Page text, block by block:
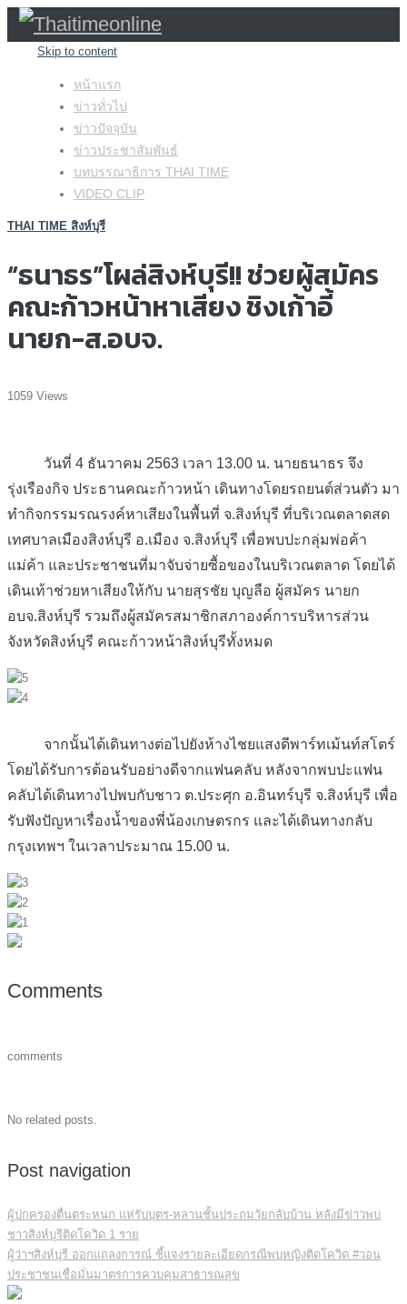
Skip to content
หน้าแรก
ข่าวทั่วไป
ข่าวปัจจุบัน
ข่าวประชาสัมพันธ์
บทบรรณาธิการ THAI TIME
VIDEO CLIP
THAI TIME สิงห์บุรี
“ธนาธร”โผล่สิงห์บุรี!! ช่วยผู้สมัคร
คณะก้าวหน้าหาเสียง ชิงเก้าอี้
นายก-ส.อบจ.
1059 Views
วันที่ 4 ธันวาคม 2563 เวลา 13.00 น. นายธนาธร จึง
รุ่งเรืองกิจ ประธานคณะก้าวหน้า เดินทางโดยรถยนต์ส่วนตัว มา
ทำกิจกรรมรณรงค์หาเสียงในพื้นที่ จ.สิงห์บุรี ที่บริเวณตลาดสด
เทศบาลเมืองสิงห์บุรี อ.เมือง จ.สิงห์บุรี เพื่อพบปะกลุ่มพ่อค้า
แม่ค้า และประชาชนที่มาจับจ่ายซื้อของในบริเวณตลาด โดยได้
เดินเท้าช่วยหาเสียงให้กับ นายสุรชัย บุญลือ ผู้สมัคร นายก
อบจ.สิงห์บุรี รวมถึงผู้สมัครสมาชิกสภาองค์การบริหารส่วน
จังหวัดสิงห์บุรี คณะก้าวหน้าสิงห์บุรีทั้งหมด
จากนั้นได้เดินทางต่อไปยังห้างไชยแสงดีพาร์ทเม้นท์สโตร์
โดยได้รับการต้อนรับอย่างดีจากแฟนคลับ หลังจากพบปะแฟน
คลับได้เดินทางไปพบกับชาว ต.ประศุก อ.อินทร์บุรี จ.สิงห์บุรี เพื่อ
รับฟังปัญหาเรื่องน้ำของพี่น้องเกษตรกร และได้เดินทางกลับ
กรุงเทพฯ ในเวลาประมาณ 15.00 น.
Comments
comments
No related posts.
Post navigation
ผู้ปกครองตื่นตระหนก แห่รับบุตร-หลานชั้นประถมวัยกลับบ้าน หลังมีข่าวพบ
ชาวสิงห์บุรีติดโควิด 1 ราย
ผู้ว่าฯสิงห์บุรี ออกแถลงการณ์ ชี้แจงรายละเอียดกรณีพบหญิงติดโควิด #วอน
ประชาชนเชื่อมั่นมาตรการควบคุมสาธารณสุข